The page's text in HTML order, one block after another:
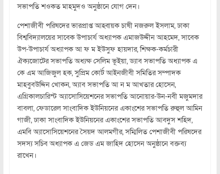
সভাপতি শওকত মাহমুদও অনুষ্ঠানে যোগ দেন।
পেশাজীবী পরিষদের ভারপ্রাপ্ত আহ্বায়ক চাষী নজরুল ইসলাম, ঢাকা
বিশ্ববিদ্যালয়ের সাবেক উপাচার্য অধ্যাপক এমাজউদ্দীন আহমেদ, সাবেক
উপ-উপাচার্য অধ্যাপক আ ফ ম ইউসুফ হায়দার, শিক্ষক-কর্মচারী
ঐক্যজোটের সভাপতি অধ্যক্ষ সেলিম ভূইয়া, ড্যাব সভাপতি অধ্যাপক এ
কে এম আজিজুল হক, সুপ্রিম কোর্ট আইনজীবী সমিতির সম্পাদক
মাহবুবউদ্দিন খোকন, অ্যাব সভাপতি আ ন ম আখতার হোসেন,
এগ্রিকালচারিস্ট অ্যাসোসিয়েশনের সভাপতি আনোয়ার-উন-নবী মজুমদার
বাবলা, ফেডারেল সাংবাদিক ইউনিয়নের একাংশের সভাপতি রুহুল আমিন
গাজী, ঢাকা সাংবাদিক ইউনিয়নের একাংশের সভাপতি আবদুস শহিদ,
এমবি অ্যাসোসিয়েশনের সৈয়দ আলমগীর, সম্মিলিত পেশাজীবী পরিষদের
সদস্য সচিব অধ্যাপক এ জেড এম জাহিদ হোসেন অনুষ্ঠানে বক্তব্য
রাখেন।